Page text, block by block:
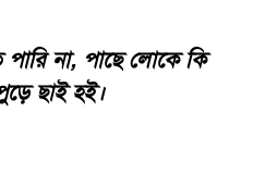
না, পাছে লোকে কি
ছাই হই।